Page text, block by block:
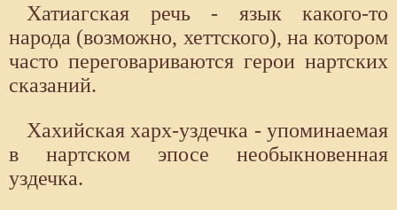
Хатиагская речь - язык какого-то
народа (возможно, хеттского), на котором
часто переговариваются герои нартских
сказаний.
Хахийская харх-уздечка - упоминаемая
в нартском эпосе необыкновенная
уздечка.